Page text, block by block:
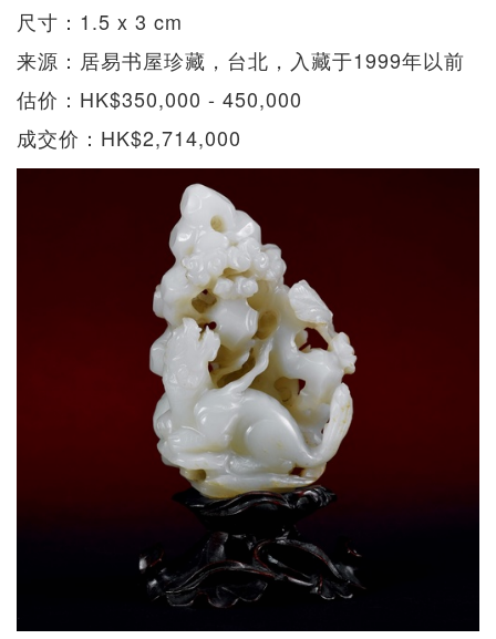
尺寸：1.5 x 3 cm
来源：居易书屋珍藏，台北，入藏于1999年以前
估价：HK$350,000 - 450,000
成交价：HK$2,714,000